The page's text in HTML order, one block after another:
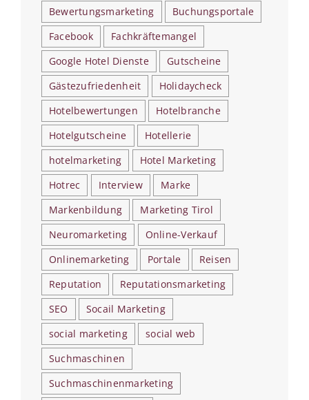
Bewertungsmarketing
Buchungsportale
Facebook
Fachkräftemangel
Google Hotel Dienste
Gutscheine
Gästezufriedenheit
Holidaycheck
Hotelbewertungen
Hotelbranche
Hotelgutscheine
Hotellerie
hotelmarketing
Hotel Marketing
Hotrec
Interview
Marke
Markenbildung
Marketing Tirol
Neuromarketing
Online-Verkauf
Onlinemarketing
Portale
Reisen
Reputation
Reputationsmarketing
SEO
Socail Marketing
social marketing
social web
Suchmaschinen
Suchmaschinenmarketing